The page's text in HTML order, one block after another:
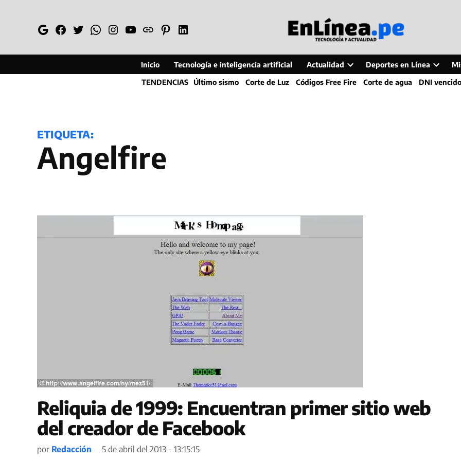
GoogleFacebook
TwitterWhatsapp
Instagram
YouTube
WebPinterestLinkedin
Inicio Tecnología e inteligencia artificial Actualidad
Open
dropdown
Deportes en Línea
Open
dropdown
TENDENCIAS Último sismo Corte de Luz Códigos Free Fire Corte de agua DNI vencido
ETIQUETA:
Angelfire
Reliquia de 1999: Encuentran primer sitio web
del creador de Facebook
por Redacción 5 de abril del 2013 - 13:15:15